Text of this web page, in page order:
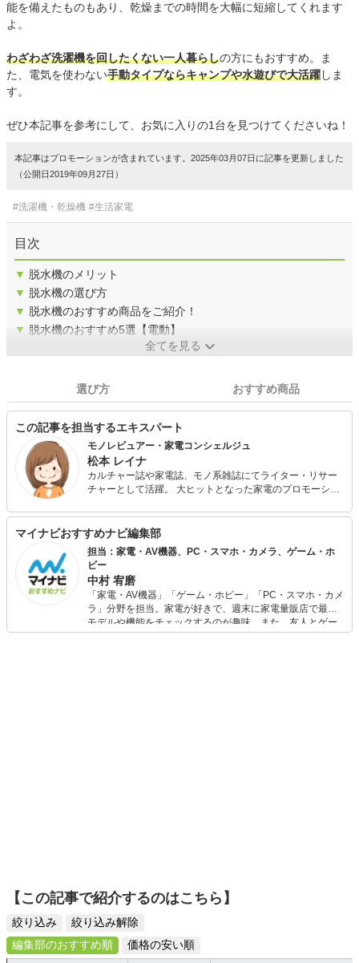
能を備えたものもあり、乾燥までの時間を大幅に短縮してくれます
よ。
わざわざ洗濯機を回したくない一人暮らしの方にもおすすめ。ま
た、電気を使わない手動タイプならキャンプや水遊びで大活躍しま
す。
ぜひ本記事を参考にして、お気に入りの1台を見つけてくださいね！
本記事はプロモーションが含まれています。2025年03月07日に記事を更新しました
（公開日2019年09月27日）
#洗濯機・乾燥機 #生活家電
目次
▼ 脱水機のメリット
▼ 脱水機の選び方
▼ 脱水機のおすすめ商品をご紹介！
▼ 脱水機のおすすめ5選【電動】
全てを見る
選び方 おすすめ商品
この記事を担当するエキスパート
モノレビュアー・家電コンシェルジュ
松本 レイナ
カルチャー誌や家電誌、モノ系雑誌にてライター・リサー
チャーとして活躍。 大ヒットとなった家電のプロモーショ
般的な家電から、ちょっとマニアックなものまで「イイモ
ノはとにかく買って試す！」がモットー。 現在子育て中
で、キッズガジェットや知育玩具、花火などレジャーグッ
ズは子どもと一緒に愉しんでレビューしています。
マイナビおすすめナビ編集部
担当：家電・AV機器、PC・スマホ・カメラ、ゲーム・ホ
ビー
中村 宥磨
「家電・AV機器」「ゲーム・ホビー」「PC・スマホ・カメ
ラ」分野を担当。家電が好きで、週末に家電量販店で最新
モデルや機能をチェックするのが趣味。また、友人とゲー
ムを楽しみながら、新作タイトルやイベント情報もいち早
【この記事で紹介するのはこちら】
絞り込み
絞り込み解除
編集部のおすすめ順
価格の安い順